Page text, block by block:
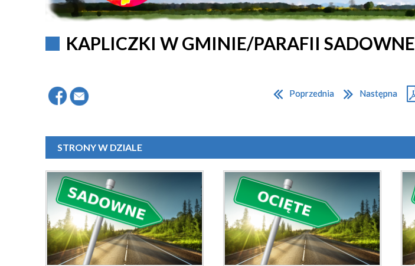
KAPLICZKI W GMINIE/PARAFII SADOWNE
Poprzednia Następna
STRONY W DZIALE